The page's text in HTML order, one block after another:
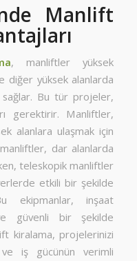
Manlift
, manliftler yüksek
diğer yüksek alanlarda
sağlar. Bu tür projeler,
gerektirir. Manliftler,
alanlara ulaşmak için
dar alanlarda
teleskopik manliftler
etkili bir şekilde
ekipmanlar, inşaat
güvenli bir şekilde
kiralama, projelerinizi
ve iş gücünün verimli